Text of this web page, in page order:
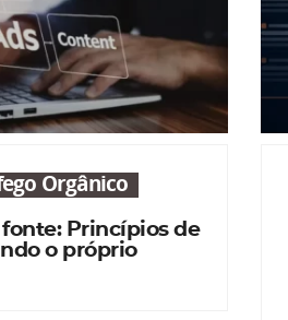
Orgânico
Princípios de
o próprio